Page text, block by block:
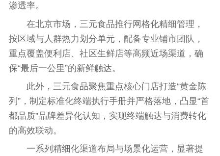
渗透率。
在北京市场，三元食品推行网格化精细管理，
按区域与人群热力划分单元，配备专业铺市团队，
重点覆盖便利店、社区生鲜店等高频近场渠道，确
保“最后一公里”的新鲜触达。
此外，三元食品聚焦重点核心门店打造“黄金陈
列”，制定标准化终端执行手册并严格落地，凸显“首
都品质”品牌差异化认知，实现终端触达与消费转化
的高效联动。
一系列精细化渠道布局与场景化运营，显著提